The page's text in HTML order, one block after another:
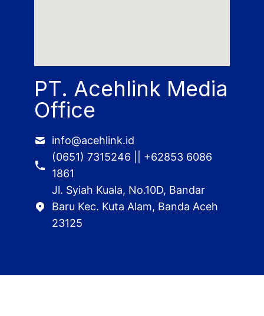
PT. Acehlink Media
Office
info@acehlink.id
(0651) 7315246 || +62853 6086
1861
Jl. Syiah Kuala, No.10D, Bandar
Baru Kec. Kuta Alam, Banda Aceh
23125